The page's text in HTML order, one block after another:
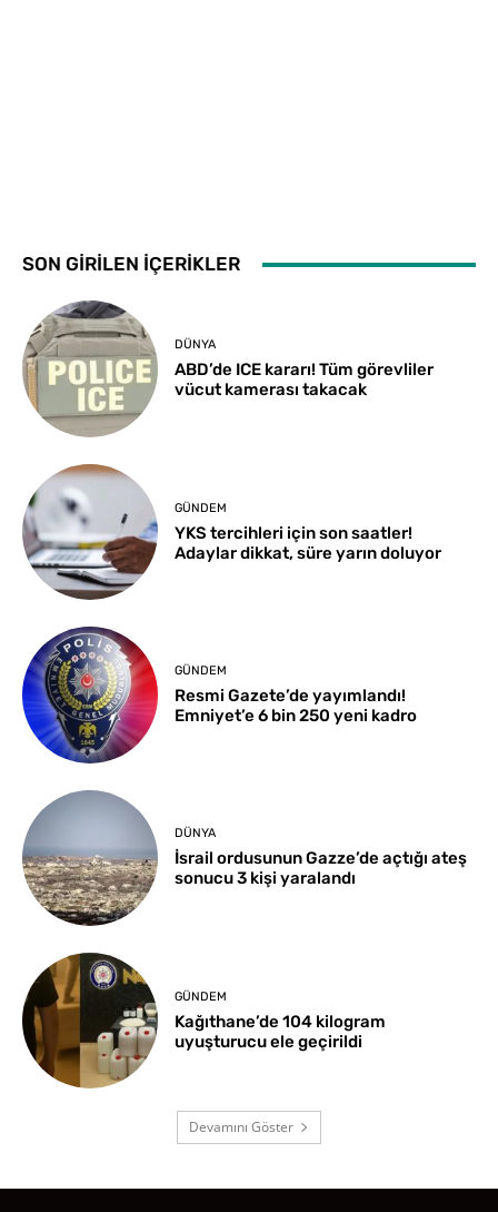
SON GİRİLEN İÇERİKLER
DÜNYA
ABD’de ICE kararı! Tüm görevliler
vücut kamerası takacak
GÜNDEM
YKS tercihleri için son saatler!
Adaylar dikkat, süre yarın doluyor
GÜNDEM
Resmi Gazete’de yayımlandı!
Emniyet’e 6 bin 250 yeni kadro
DÜNYA
İsrail ordusunun Gazze’de açtığı ateş
sonucu 3 kişi yaralandı
GÜNDEM
Kağıthane’de 104 kilogram
uyuşturucu ele geçirildi
Devamını Göster